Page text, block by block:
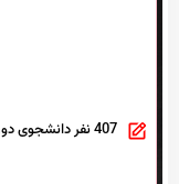
407 نفر دانشجوی دوره